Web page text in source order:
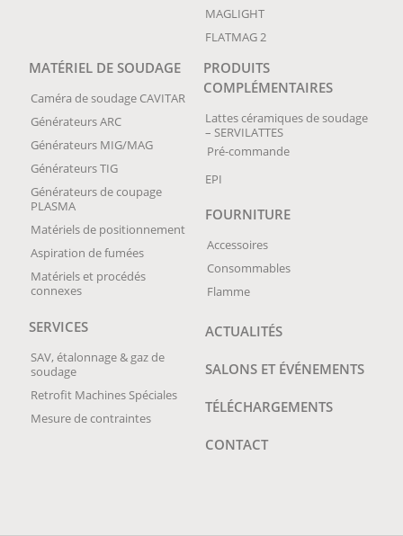
MAGLIGHT
FLATMAG 2
MATÉRIEL DE SOUDAGE
Caméra de soudage CAVITAR
Générateurs ARC
Générateurs MIG/MAG
Générateurs TIG
Générateurs de coupage
PLASMA
Matériels de positionnement
Aspiration de fumées
Matériels et procédés
connexes
PRODUITS
COMPLÉMENTAIRES
Lattes céramiques de soudage
– SERVILATTES
Pré-commande
EPI
FOURNITURE
Accessoires
Consommables
Flamme
SERVICES
SAV, étalonnage & gaz de
soudage
Retrofit Machines Spéciales
Mesure de contraintes
ACTUALITÉS
SALONS ET ÉVÉNEMENTS
TÉLÉCHARGEMENTS
CONTACT